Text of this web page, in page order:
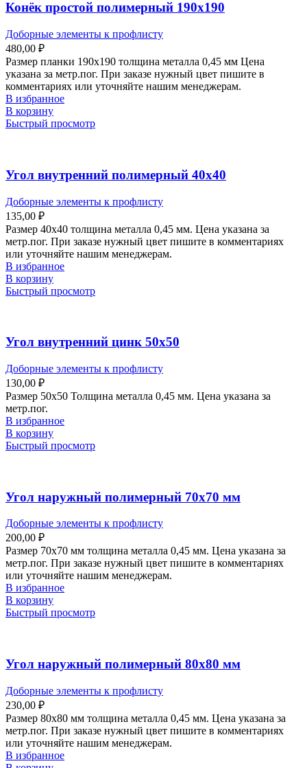
Конёк простой полимерный 190х190
Доборные элементы к профлисту
480,00 ₽
Размер планки 190х190 толщина металла 0,45 мм Цена
указана за метр.пог. При заказе нужный цвет пишите в
комментариях или уточняйте нашим менеджерам.
В избранное
В корзину
Быстрый просмотр
Угол внутренний полимерный 40х40
Доборные элементы к профлисту
135,00 ₽
Размер 40х40 толщина металла 0,45 мм. Цена указана за
метр.пог. При заказе нужный цвет пишите в комментариях
или уточняйте нашим менеджерам.
В избранное
В корзину
Быстрый просмотр
Угол внутренний цинк 50х50
Доборные элементы к профлисту
130,00 ₽
Размер 50х50 Толщина металла 0,45 мм. Цена указана за
метр.пог.
В избранное
В корзину
Быстрый просмотр
Угол наружный полимерный 70х70 мм
Доборные элементы к профлисту
200,00 ₽
Размер 70х70 мм толщина металла 0,45 мм. Цена указана за
метр.пог. При заказе нужный цвет пишите в комментариях
или уточняйте нашим менеджерам.
В избранное
В корзину
Быстрый просмотр
Угол наружный полимерный 80х80 мм
Доборные элементы к профлисту
230,00 ₽
Размер 80х80 мм толщина металла 0,45 мм. Цена указана за
метр.пог. При заказе нужный цвет пишите в комментариях
или уточняйте нашим менеджерам.
В избранное